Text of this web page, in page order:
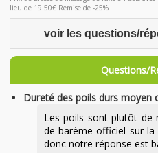
lieu de 19.50€ Remise de -25%
voir les questions/
Questions/
Dureté des poils durs moyen
Les poils sont plutôt de
de barème officiel sur
donc notre réponse est